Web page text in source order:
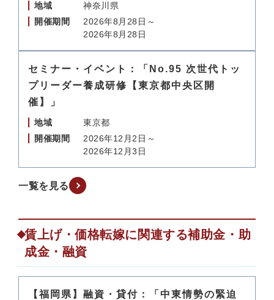
地域
神奈川県
開催期間
2026年8月28日～
2026年8月28日
セミナー・イベント：「No.95 次世代トッ
プリーダー養成研修【東京都中央区開
催】」
地域
東京都
開催期間
2026年12月2日～
2026年12月3日
一覧を見る
賃上げ・価格転嫁に関連する補助金・助
成金・融資
【福岡県】融資・貸付：「中東情勢の緊迫